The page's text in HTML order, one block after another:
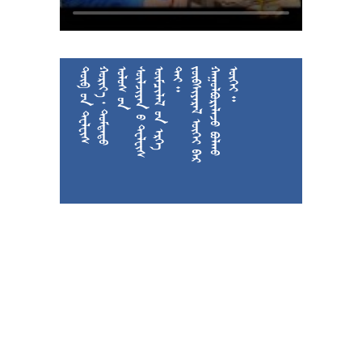

































































  






































 